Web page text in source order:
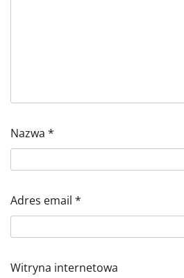
Nazwa *
Adres email *
Witryna internetowa